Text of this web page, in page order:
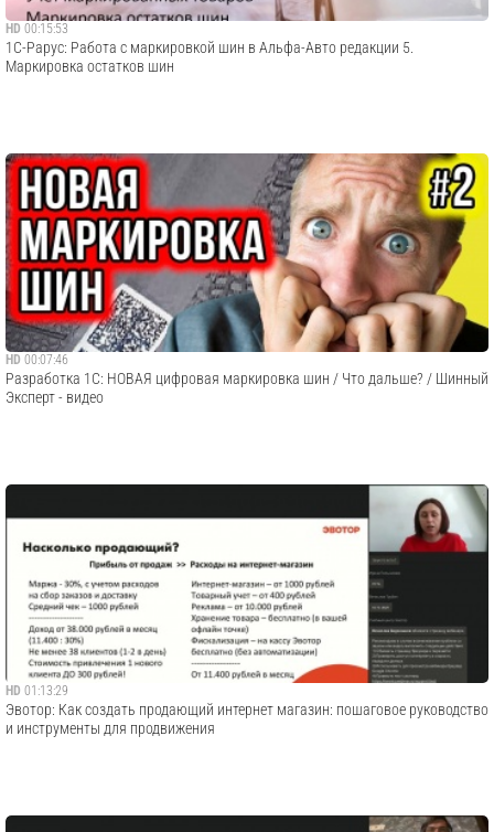
HD 00:15:53
1С-Рарус: Работа с маркировкой шин в Альфа-Авто редакции 5.
Маркировка остатков шин
HD 00:07:46
Разработка 1С: НОВАЯ цифровая маркировка шин / Что дальше? / Шинный
Эксперт - видео
HD 01:13:29
Эвотор: Как создать продающий интернет магазин: пошаговое руководство
и инструменты для продвижения